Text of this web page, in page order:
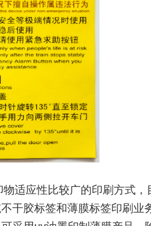
适应性比较广的印刷方式，
干胶标签和薄膜标签印刷业